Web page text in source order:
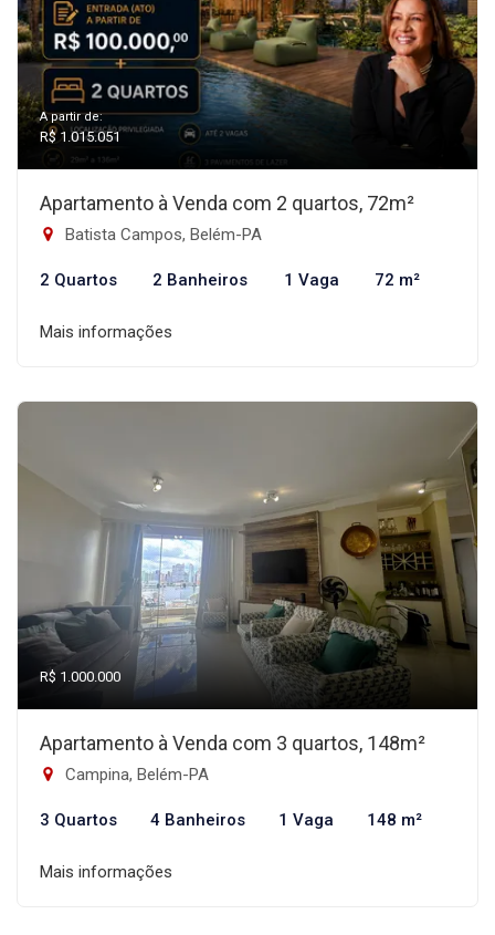
A partir de:
R$ 1.015.051
Apartamento à Venda com 2 quartos, 72m²
Batista Campos, Belém-PA
2 Quartos 2 Banheiros 1 Vaga 72 m²
Mais informações
R$ 1.000.000
Apartamento à Venda com 3 quartos, 148m²
Campina, Belém-PA
3 Quartos 4 Banheiros 1 Vaga 148 m²
Mais informações